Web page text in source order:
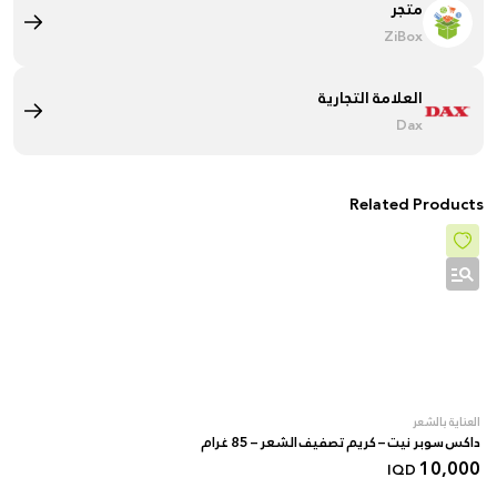
متجر
ZiBox
العلامة التجارية
Dax
Related Products
العناية بالشعر
داكس سوبر نيت – كريم تصفيف الشعر – 85 غرام
10,000
IQD